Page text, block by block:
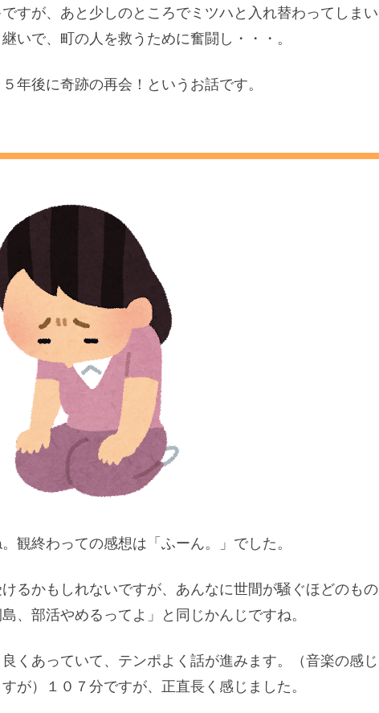
すが、あと少しのところでミツハと入れ替わってしまい
いで、町の人を救うために奮闘し・・・。
年後に奇跡の再会！というお話です。
観終わっての感想は「ふーん。」でした。
るかもしれないですが、あんなに世間が騒ぐほどのもの
、部活やめるってよ」と同じかんじですね。
くあっていて、テンポよく話が進みます。（音楽の感じ
が）１０７分ですが、正直長く感じました。